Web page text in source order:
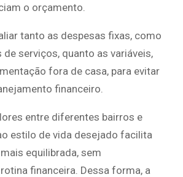
o orçamento.
tanto as despesas fixas, como
de serviços, quanto as variáveis,
fora de casa, para evitar
financeiro.
entre diferentes bairros e
estilo de vida desejado facilita
equilibrada, sem
financeira. Dessa forma, a